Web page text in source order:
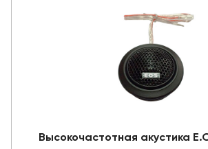
Высокочастотная акустика